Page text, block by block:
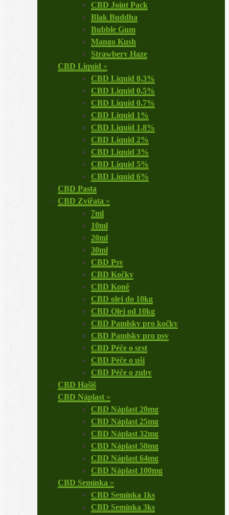
CBD Joint Pack
Blak Buddha
Bubble Gum
Mango Kush
Strawbery Haze
CBD Liquid »
CBD Liquid 0,3%
CBD Liquid 0,5%
CBD Liquid 0,7%
CBD Liquid 1%
CBD Liquid 1,8%
CBD Liquid 2%
CBD Liquid 3%
CBD Liquid 5%
CBD Liquid 6%
CBD Pasta
CBD Zvířata »
7ml
10ml
20ml
30ml
CBD Psy
CBD Kočky
CBD Koně
CBD olej do 10kg
CBD Olej od 10kg
CBD Pamlsky pro kočky
CBD Pamlsky pro psy
CBD Péče o srst
CBD Péče o uši
CBD Péče o zuby
CBD Hašiš
CBD Náplast »
CBD Náplast 20mg
CBD Náplast 25mg
CBD Náplast 32mg
CBD Náplast 50mg
CBD Náplast 64mg
CBD Náplast 100mg
CBD Semínka »
CBD Semínka 1ks
CBD Semínka 3ks